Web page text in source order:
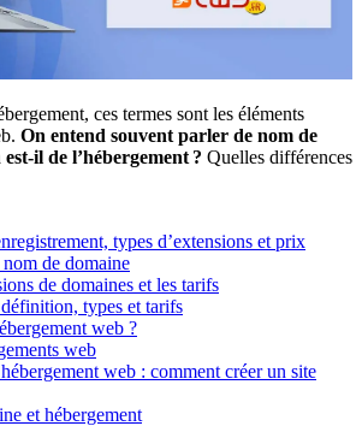
ces termes sont les éléments
On entend souvent parler de nom de
il de l’hébergement ? Quelles différences
types d’extensions et prix
de domaine
de domaines et les tarifs
types et tarifs
web ?
web
web : comment créer un site
et hébergement